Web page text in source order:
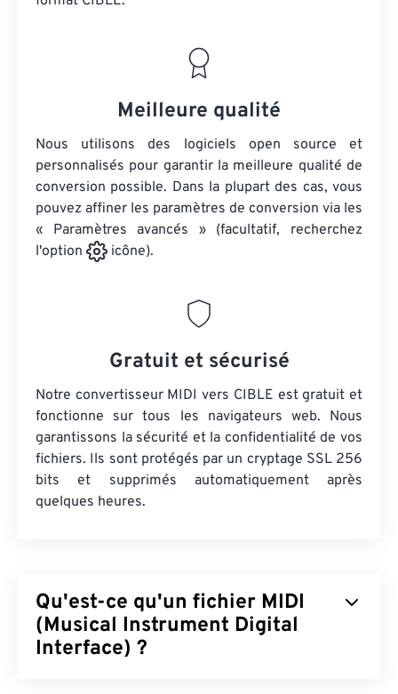
Meilleure qualité
Nous utilisons des logiciels open source et
personnalisés pour garantir la meilleure qualité de
conversion possible. Dans la plupart des cas, vous
pouvez affiner les paramètres de conversion via les
« Paramètres avancés » (facultatif, recherchez
l'option
icône).
Gratuit et sécurisé
Notre convertisseur MIDI vers CIBLE est gratuit et
fonctionne sur tous les navigateurs web. Nous
garantissons la sécurité et la confidentialité de vos
fichiers. Ils sont protégés par un cryptage SSL 256
bits et supprimés automatiquement après
quelques heures.
Qu'est-ce qu'un fichier MIDI
(Musical Instrument Digital
Interface) ?